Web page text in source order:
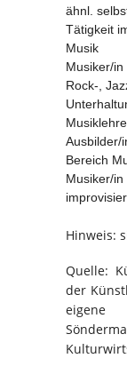
ähnl.
Tätigkeit
Musik
Musiker/in
Rock-,
Ausbilder/
Bereich
Musiker/in
Hinweis:
Quelle:
der